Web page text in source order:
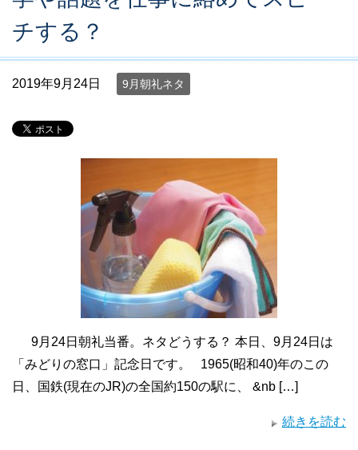
チする？
2019年9月24日 9月朝礼ネタ
9月24日朝礼当番。ネタどうする？ 本日、9月24日は
「みどりの窓口」記念日です。 1965(昭和40)年のこの
日、国鉄(現在のJR)の全国約150の駅に、 &nb […]
続きを読む